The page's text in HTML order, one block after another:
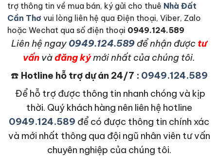
trợ thông tin về mua bán, ký gửi cho thuê Nhà Đất
Cần Thơ vui lòng liên hệ qua Điện thoại, Viber, Zalo
hoặc Wechat qua số điện thoại 0949.124.589
Liên hệ ngay 0949.124.589 để nhận được tư
vấn vàđăng kýmới nhất của chúng tôi.
☎️ Hotline hỗ trợ dự án 24/7 : 0949.124.589
Để hỗ trợ được thông tin nhanh chóng và kịp
thời. Quý khách hàng nên liên hệ hotline
0949.124.589 để có được thông tin chính xác
và mới nhất thông qua đội ngũ nhân viên tư vấn
chuyên nghiệp của chúng tôi.